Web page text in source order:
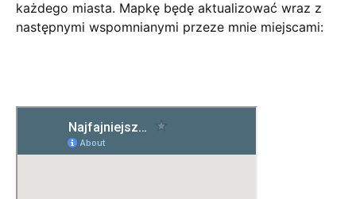
każdego miasta. Mapkę będę aktualizować wraz z
następnymi wspomnianymi przeze mnie miejscami: